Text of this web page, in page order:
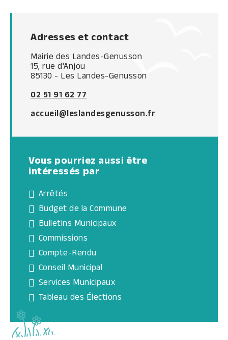
Adresses et contact
Mairie des Landes-Genusson
15, rue d'Anjou
85130 - Les Landes-Genusson
02 51 91 62 77
accueil@leslandesgenusson.fr
Vous pourriez aussi être
intéressés par
Arrêtés
Budget de la Commune
Bulletins Municipaux
Commissions
Compte-Rendu
Conseil Municipal
Services Municipaux
Tableau des Élections